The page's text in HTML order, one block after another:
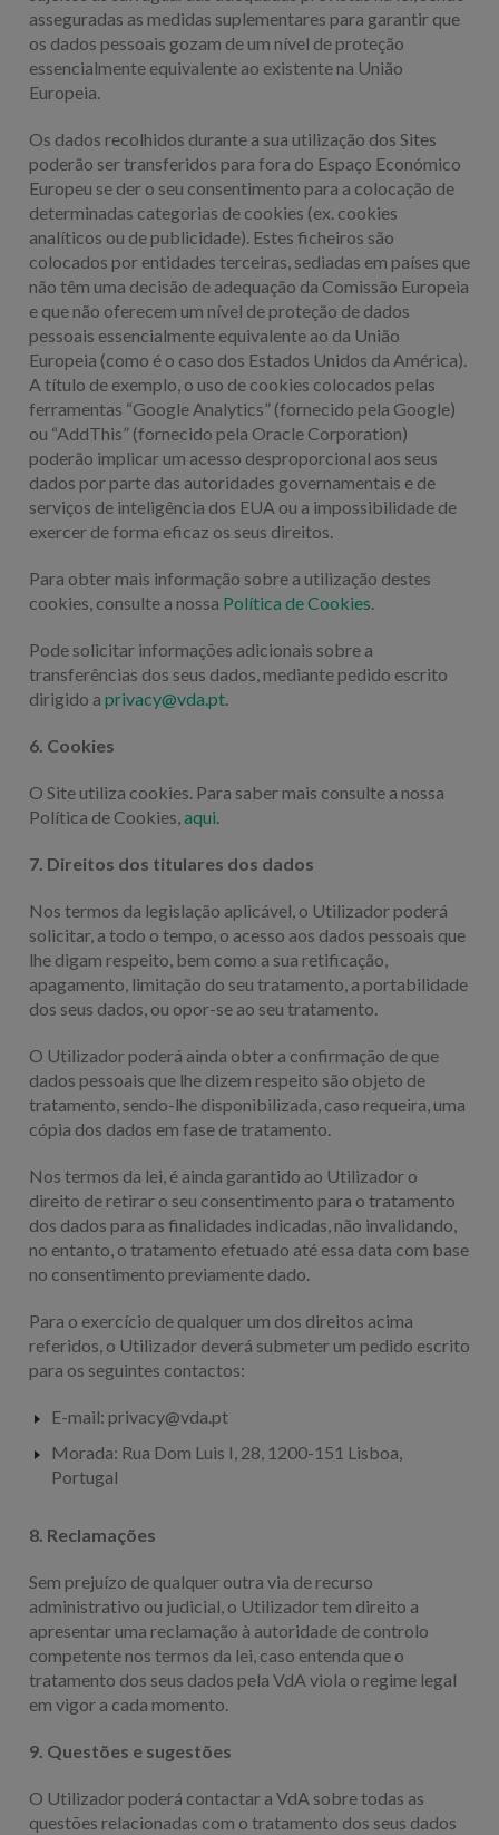
asseguradas as medidas suplementares para garantir que
os dados pessoais gozam de um nível de proteção
essencialmente equivalente ao existente na União
Europeia.
Os dados recolhidos durante a sua utilização dos Sites
poderão ser transferidos para fora do Espaço Económico
Europeu se der o seu consentimento para a colocação de
determinadas categorias de cookies (ex. cookies
analíticos ou de publicidade). Estes ficheiros são
colocados por entidades terceiras, sediadas em países que
não têm uma decisão de adequação da Comissão Europeia
e que não oferecem um nível de proteção de dados
pessoais essencialmente equivalente ao da União
Europeia (como é o caso dos Estados Unidos da América).
A título de exemplo, o uso de cookies colocados pelas
ferramentas “Google Analytics” (fornecido pela Google)
ou “AddThis” (fornecido pela Oracle Corporation)
poderão implicar um acesso desproporcional aos seus
dados por parte das autoridades governamentais e de
serviços de inteligência dos EUA ou a impossibilidade de
exercer de forma eficaz os seus direitos.
Para obter mais informação sobre a utilização destes
cookies, consulte a nossa Política de Cookies.
Pode solicitar informações adicionais sobre a
transferências dos seus dados, mediante pedido escrito
dirigido a privacy@vda.pt.
6. Cookies
O Site utiliza cookies. Para saber mais consulte a nossa
Política de Cookies,aqui.
7. Direitos dos titulares dos dados
Nos termos da legislação aplicável, o Utilizador poderá
solicitar, a todo o tempo, o acesso aos dados pessoais que
lhe digam respeito, bem como a sua retificação,
apagamento, limitação do seu tratamento, a portabilidade
dos seus dados, ou opor-se ao seu tratamento.
O Utilizador poderá ainda obter a confirmação de que
dados pessoais que lhe dizem respeito são objeto de
tratamento, sendo-lhe disponibilizada, caso requeira, uma
cópia dos dados em fase de tratamento.
Nos termos da lei, é ainda garantido ao Utilizador o
direito de retirar o seu consentimento para o tratamento
dos dados para as finalidades indicadas, não invalidando,
no entanto, o tratamento efetuado até essa data com base
no consentimento previamente dado.
Para o exercício de qualquer um dos direitos acima
referidos, o Utilizador deverá submeter um pedido escrito
para os seguintes contactos:
E-mail: privacy@vda.pt
Morada: Rua Dom Luis I, 28, 1200-151 Lisboa,
Portugal
8. Reclamações
Sem prejuízo de qualquer outra via de recurso
administrativo ou judicial, o Utilizador tem direito a
apresentar uma reclamação à autoridade de controlo
competente nos termos da lei, caso entenda que o
tratamento dos seus dados pela VdA viola o regime legal
em vigor a cada momento.
9. Questões e sugestões
O Utilizador poderá contactar a VdA sobre todas as
questões relacionadas com o tratamento dos seus dados